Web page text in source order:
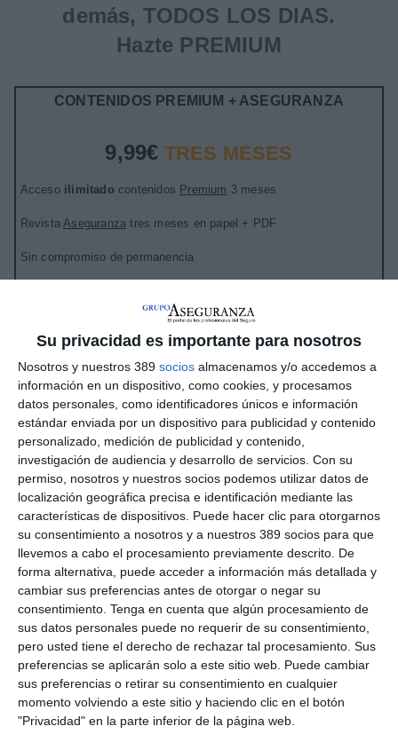
Su privacidad es importante para nosotros
Nosotros y nuestros 389 socios almacenamos y/o accedemos a
información en un dispositivo, como cookies, y procesamos
datos personales, como identificadores únicos e información
estándar enviada por un dispositivo para publicidad y contenido
personalizado, medición de publicidad y contenido,
investigación de audiencia y desarrollo de servicios. Con su
permiso, nosotros y nuestros socios podemos utilizar datos de
localización geográfica precisa e identificación mediante las
características de dispositivos. Puede hacer clic para otorgarnos
su consentimiento a nosotros y a nuestros 389 socios para que
llevemos a cabo el procesamiento previamente descrito. De
forma alternativa, puede acceder a información más detallada y
cambiar sus preferencias antes de otorgar o negar su
consentimiento. Tenga en cuenta que algún procesamiento de
sus datos personales puede no requerir de su consentimiento,
pero usted tiene el derecho de rechazar tal procesamiento. Sus
preferencias se aplicarán solo a este sitio web. Puede cambiar
sus preferencias o retirar su consentimiento en cualquier
momento volviendo a este sitio y haciendo clic en el botón
"Privacidad" en la parte inferior de la página web.
demás, TODOS LOS DIAS.
Hazte PREMIUM
CONTENIDOS PREMIUM + ASEGURANZA
9,99€ TRES MESES
Acceso ilimitado contenidos Premium 3 meses
RevistaAseguranza tres meses en papel + PDF
Sin compromiso de permanencia
LO QUIERO
CONTENIDOS PREMIUM + ASEGURANZA
69€AL AÑO
AccesoilimitadocontenidosPremiumdurante 1 año
RevistaAseguranza 1 año en papel + PDF
Sin compromiso de permanencia
Después73€/año
LO QUIERO
CONTENIDOS PREMIUM + ASEGURANZA